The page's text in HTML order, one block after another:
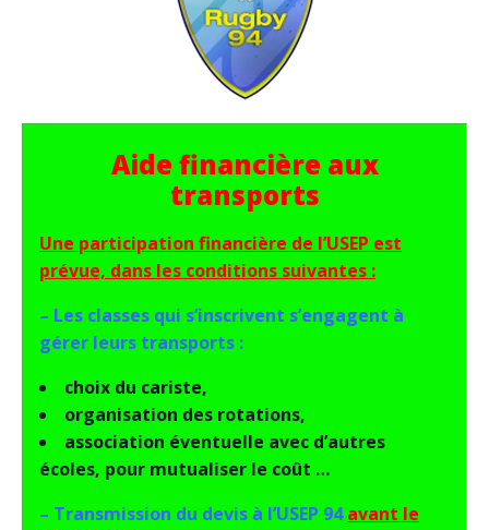
Aide financière aux
transports
Une participation financière de l’USEP est
prévue, dans les conditions suivantes :
– Les classes qui s’inscrivent s’engagent à
gérer leurs transports :
choix du cariste,
organisation des rotations,
association éventuelle avec d’autres
écoles, pour mutualiser le coût …
– Transmission du devis à l’USEP 94avant le